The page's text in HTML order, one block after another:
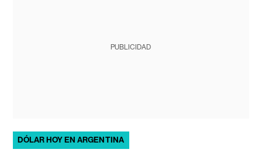
PUBLICIDAD
DÓLAR HOY EN ARGENTINA